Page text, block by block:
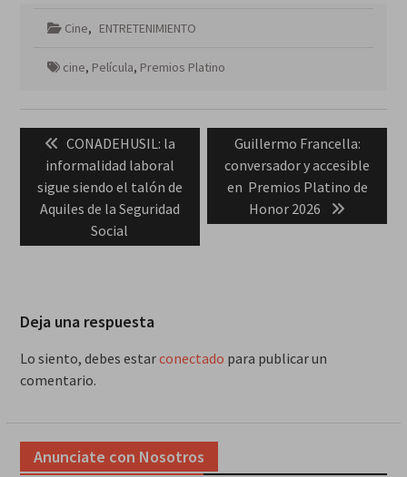
Cine, ENTRETENIMIENTO
cine, Película, Premios Platino
Navegación
entradas
Previous
post:
CONADEHUSIL: la
informalidad laboral
sigue siendo el talón de
Aquiles de la Seguridad
Social
Next
post:
Guillermo Francella:
conversador y accesible
en Premios Platino de
Honor 2026
Deja una respuesta
Lo siento, debes estarconectado para publicar un
comentario.
Anunciate con Nosotros